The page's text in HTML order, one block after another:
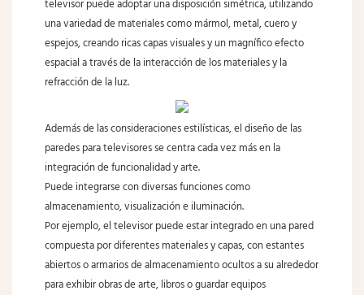
televisor puede adoptar una disposición simétrica, utilizando
una variedad de materiales como mármol, metal, cuero y
espejos, creando ricas capas visuales y un magnífico efecto
espacial a través de la interacción de los materiales y la
refracción de la luz.
Además de las consideraciones estilísticas, el diseño de las
paredes para televisores se centra cada vez más en la
integración de funcionalidad y arte.
Puede integrarse con diversas funciones como
almacenamiento, visualización e iluminación.
Por ejemplo, el televisor puede estar integrado en una pared
compuesta por diferentes materiales y capas, con estantes
abiertos o armarios de almacenamiento ocultos a su alrededor
para exhibir obras de arte, libros o guardar equipos